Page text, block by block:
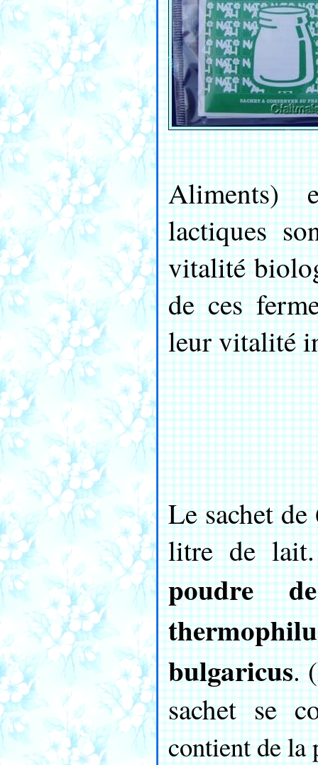
Aliments)
lactiques
vitalité
de ces
leur vitalité
Le sachet
litre de
poudre
bulgaricus.
sachet se
contient de la